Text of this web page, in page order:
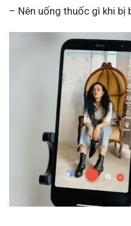
– Nên uống thuốc gì khi bị